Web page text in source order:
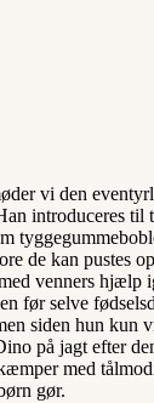
vi den
introduceres til
de kan pustes
venners hjælp
før selve
siden hun kun
på jagt efter
med
gør.